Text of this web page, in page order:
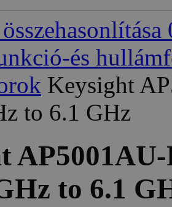
és
Keysight
to 6.1 GHz
to 6.1